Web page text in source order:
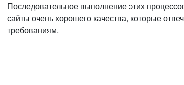
Последовательное выполнение этих
сайты очень хорошего качества, которые
требованиям.